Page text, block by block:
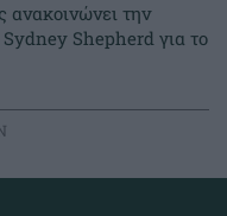
ανακοινώνει την
Shepherd για το